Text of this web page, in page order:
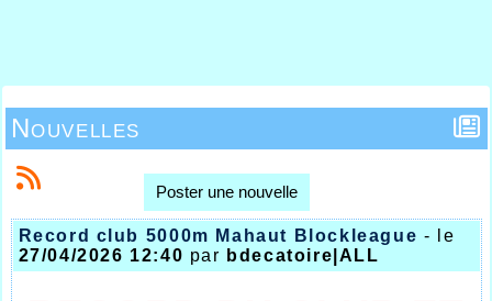
Nouvelles
Poster une nouvelle
Record club 5000m Mahaut Blockleague - le
27/04/2026 12:40 par bdecatoire|ALL